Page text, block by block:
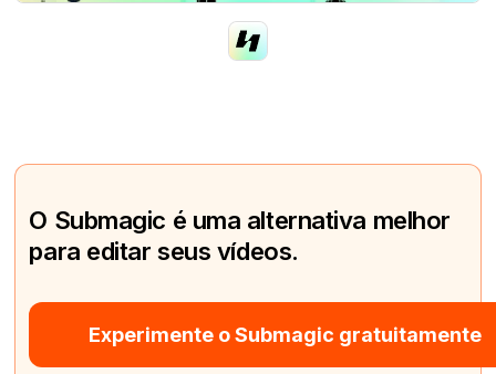
O Submagic é uma alternativa melhor
para editar seus vídeos.
Experimente o Submagic gratuitamente